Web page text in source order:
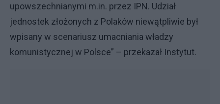
upowszechnianymi m.in. przez IPN. Udział
jednostek złożonych z Polaków niewątpliwie był
wpisany w scenariusz umacniania władzy
komunistycznej w Polsce” – przekazał Instytut.